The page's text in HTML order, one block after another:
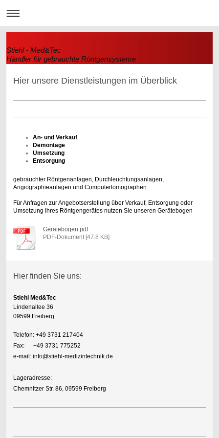
Stiehl - Med&Tec
Händler für gebrauchte Röntgensysteme
Hier unsere Dienstleistungen im Überblick
An- und Verkauf
Demontage
Umsetzung
Entsorgung
gebrauchter Röntgenanlagen, Durchleuchtungsanlagen,
Angiographieanlagen und Computertomographen
Für Anfragen zur Angebotserstellung über Verkauf, Entsorgung oder
Umsetzung Ihres Röntgengerätes nutzen Sie unseren Gerätebogen
Gerätebogen.pdf
PDF-Dokument [47.8 KB]
Hier finden Sie uns:
Stiehl Med&Tec
Lindenallee 36
09599 Freiberg
Telefon: +49 3731 217404
Fax: +49 3731 775252
e-mail: info@stiehl-medizintechnik.de
Lageradresse:
Chemnitzer Str. 86, 09599 Freiberg